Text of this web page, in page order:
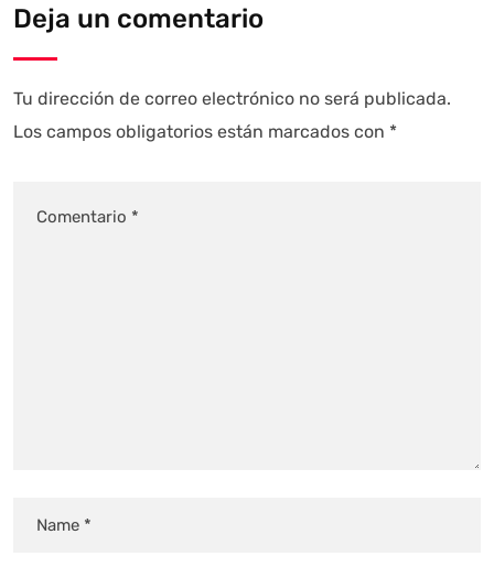
Deja un comentario
Tu dirección de correo electrónico no será publicada.
Los campos obligatorios están marcados con *